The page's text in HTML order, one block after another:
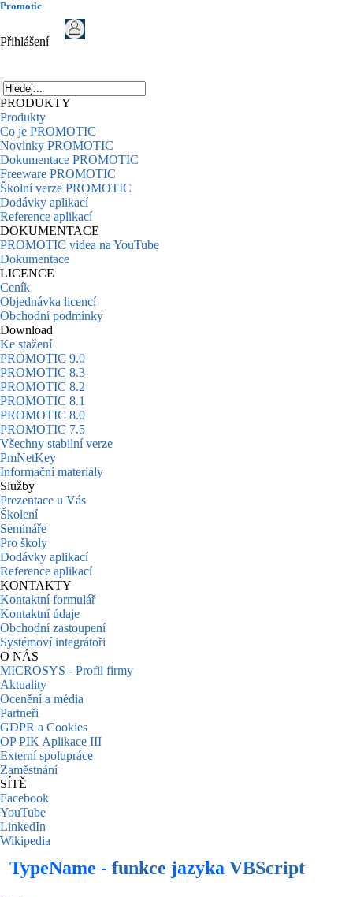
Promotic
Přihlášení
PRODUKTY
Produkty
Co je PROMOTIC
Novinky PROMOTIC
Dokumentace PROMOTIC
Freeware PROMOTIC
Školní verze PROMOTIC
Dodávky aplikací
Reference aplikací
DOKUMENTACE
PROMOTIC videa na YouTube
Dokumentace
LICENCE
Ceník
Objednávka licencí
Obchodní podmínky
Download
Ke stažení
PROMOTIC 9.0
PROMOTIC 8.3
PROMOTIC 8.2
PROMOTIC 8.1
PROMOTIC 8.0
PROMOTIC 7.5
Všechny stabilní verze
PmNetKey
Informační materiály
Služby
Prezentace u Vás
Školení
Semináře
Pro školy
Dodávky aplikací
Reference aplikací
KONTAKTY
Kontaktní formulář
Kontaktní údaje
Obchodní zastoupení
Systémoví integrátoři
O NÁS
MICROSYS - Profil firmy
Aktuality
Ocenění a média
Partneři
GDPR a Cookies
OP PIK Aplikace III
Externí spolupráce
Zaměstnání
SÍTĚ
Facebook
YouTube
LinkedIn
Wikipedia
TypeName - funkce jazyka VBScript